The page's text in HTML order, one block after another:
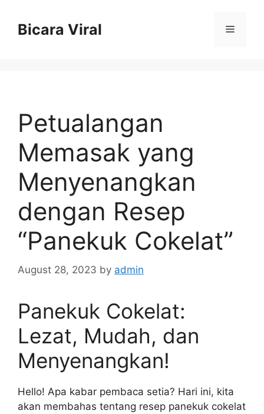
contentBicara Viral Menu
Petualangan
Memasak yang
Menyenangkan
dengan Resep
“Panekuk Cokelat”
August 28, 2023 by admin
Panekuk Cokelat:
Lezat, Mudah, dan
Menyenangkan!
Hello! Apa kabar pembaca setia? Hari ini, kita
akan membahas tentang resep panekuk cokelat